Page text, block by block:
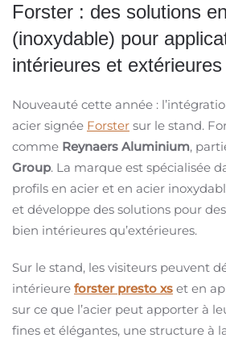
Forster : des solutions
(inoxydable) pour
intérieures et extérieures
Nouveauté cette année :
acier signée Forster sur le stand.
comme Reynaers Aluminium,
Group. La marque est spécialisée
profils en acier et en acier
et développe des solutions pour
bien intérieures qu’extérieures.
Sur le stand, les visiteurs peuvent
intérieure forster presto xs et en
sur ce que l’acier peut apporter à
fines et élégantes, une structure à